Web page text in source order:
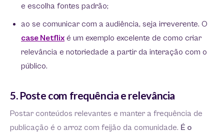
e escolha fontes padrão;
ao se comunicar com a audiência, seja irreverente. O
case Netflix é um exemplo excelente de como criar
relevância e notoriedade a partir da interação com o
público.
5. Poste com frequência e relevância
Postar conteúdos relevantes e manter a frequência de
publicação é o arroz com feijão da comunidade. É o